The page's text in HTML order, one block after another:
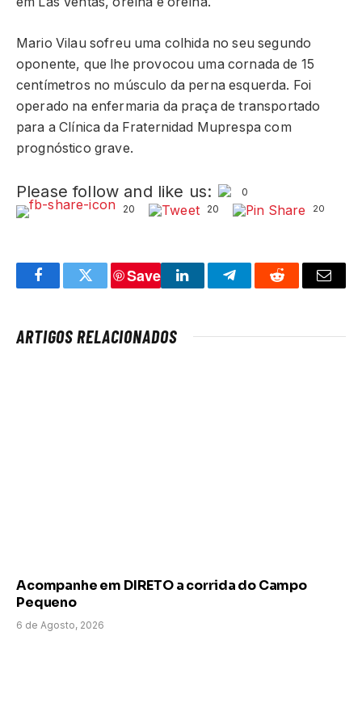
Mario Vilau sofreu uma colhida no seu segundo
oponente, que lhe provocou uma cornada de 15
centímetros no músculo da perna esquerda. Foi
operado na enfermaria da praça de transportado
para a Clínica da Fraternidad Muprespa com
prognóstico grave.
Please follow and like us:
0
20
20 20
FacebookTwitter
Save
LinkedInTelegramReddit Email
ARTIGOS RELACIONADOS
Acompanhe em DIRETO a corrida do Campo
Pequeno
6 de Agosto, 2026